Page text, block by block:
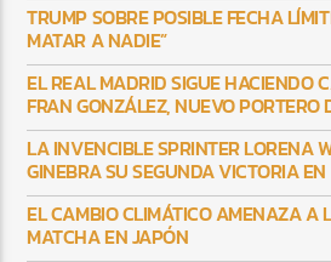
TRUMP SOBRE POSIBLE FECHA
MATAR A NADIE”
EL REAL MADRID SIGUE HACIENDO
FRAN GONZÁLEZ, NUEVO PORTERO
LA INVENCIBLE SPRINTER LORENA
GINEBRA SU SEGUNDA VICTORIA
EL CAMBIO CLIMÁTICO AMENAZA A
MATCHA EN JAPÓN